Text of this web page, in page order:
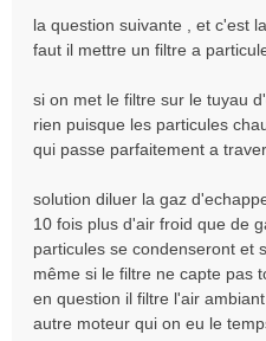
la question suivante , et c'est
faut il mettre un filtre a
si on met le filtre sur le tuyau
rien puisque les particules
qui passe parfaitement a
solution diluer la gaz
10 fois plus d'air froid que de
particules se condenseront et
même si le filtre ne capte pas
en question il filtre l'air
autre moteur qui on eu le